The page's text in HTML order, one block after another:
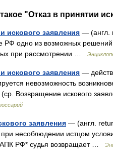
"Отказ в принятии
искового заявления — (англ.
РФ одно из возможных
при рассмотрении …
искового заявления —
невозможность
Возвращение искового
заявления — (англ.
несоблюдении истцом
АПК РФ* судья возвращает …